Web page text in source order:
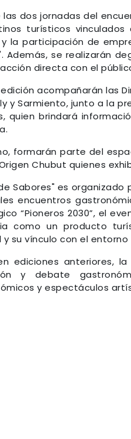
las dos jornadas del
turísticos
la participación de
Además, se realizarán
directa con el
acompañarán las
y Sarmiento, junto a la
quien brindará
formarán parte del
Chubut quienes
Sabores" es
encuentros
“Pioneros 2030”, el
como un producto
y su vínculo con el
ediciones anteriores,
y debate
y espectáculos